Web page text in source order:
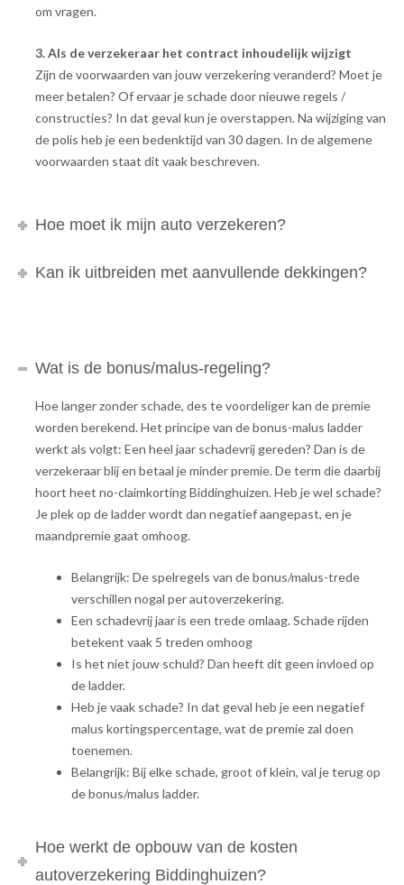
om vragen.
3. Als de verzekeraar het contract inhoudelijk wijzigt
Zijn de voorwaarden van jouw verzekering veranderd? Moet je
meer betalen? Of ervaar je schade door nieuwe regels /
constructies? In dat geval kun je overstappen. Na wijziging van
de polis heb je een bedenktijd van 30 dagen. In de algemene
voorwaarden staat dit vaak beschreven.
Hoe moet ik mijn auto verzekeren?
Kan ik uitbreiden met aanvullende dekkingen?
Wat is de bonus/malus-regeling?
Hoe langer zonder schade, des te voordeliger kan de premie
worden berekend. Het principe van de bonus-malus ladder
werkt als volgt: Een heel jaar schadevrij gereden? Dan is de
verzekeraar blij en betaal je minder premie. De term die daarbij
hoort heet no-claimkorting Biddinghuizen. Heb je wel schade?
Je plek op de ladder wordt dan negatief aangepast, en je
maandpremie gaat omhoog.
Belangrijk: De spelregels van de bonus/malus-trede
verschillen nogal per autoverzekering.
Een schadevrij jaar is een trede omlaag. Schade rijden
betekent vaak 5 treden omhoog
Is het niet jouw schuld? Dan heeft dit geen invloed op
de ladder.
Heb je vaak schade? In dat geval heb je een negatief
malus kortingspercentage, wat de premie zal doen
toenemen.
Belangrijk: Bij elke schade, groot of klein, val je terug op
de bonus/malus ladder.
Hoe werkt de opbouw van de kosten
autoverzekering Biddinghuizen?